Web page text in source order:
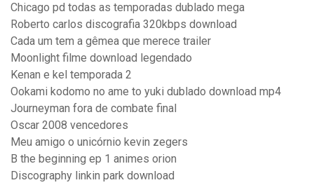
Chicago pd todas as temporadas dublado mega
Roberto carlos discografia 320kbps download
Cada um tem a gêmea que merece trailer
Moonlight filme download legendado
Kenan e kel temporada 2
Ookami kodomo no ame to yuki dublado download mp4
Journeyman fora de combate final
Oscar 2008 vencedores
Meu amigo o unicórnio kevin zegers
B the beginning ep 1 animes orion
Discography linkin park download